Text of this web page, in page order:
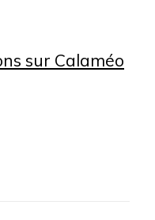
sur Calaméo